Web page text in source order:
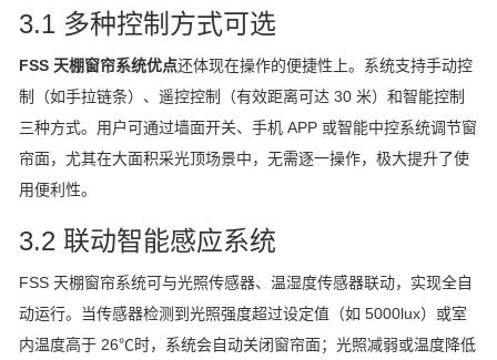
3.1 多种控制方式可选
FSS 天棚窗帘系统优点还体现在操作的便捷性上。系统支持手动控
制（如手拉链条）、遥控控制（有效距离可达 30 米）和智能控制
三种方式。用户可通过墙面开关、手机 APP 或智能中控系统调节窗
帘面，尤其在大面积采光顶场景中，无需逐一操作，极大提升了使
用便利性。
3.2 联动智能感应系统
FSS 天棚窗帘系统可与光照传感器、温湿度传感器联动，实现全自
动运行。当传感器检测到光照强度超过设定值（如 5000lux）或室
内温度高于 26℃时，系统会自动关闭窗帘面；光照减弱或温度降低